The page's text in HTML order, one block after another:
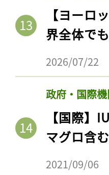
【ヨーロ
界全体で
2026/07/22
政府・国際
【国際】
マグロ含
2021/09/06